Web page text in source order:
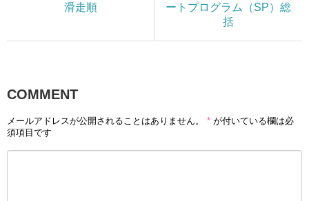
滑走順
ートプログラム（SP）総
括
COMMENT
メールアドレスが公開されることはありません。 * が付いている欄は必
須項目です